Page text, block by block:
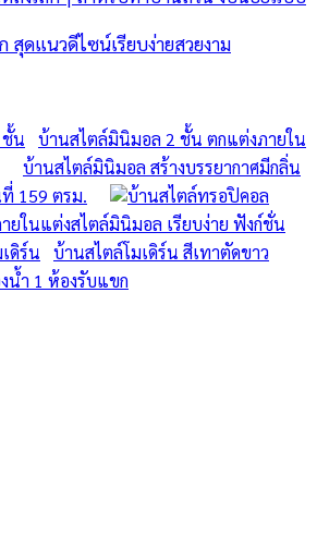
สุดแนวดีไซน์เรียบง่ายสวยงาม
บ้านสไตล์มินิมอล 2 ชั้น ตกแต่งภายใน
บ้านสไตล์มินิมอล สร้างบรรยากาศมีกลิ่น
159 ตรม.
ยในแต่งสไตล์มินิมอล เรียบง่าย ฟังก์ชั่น
บ้านสไตล์โมเดิร์น สีเทาตัดขาว
น้ำ 1 ห้องรับแขก